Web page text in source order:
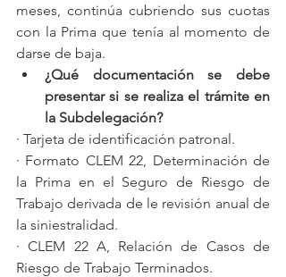
meses, continúa cubriendo sus cuotas
con la Prima que tenía al momento de
darse de baja.
¿Qué documentación se debe
presentar si se realiza el trámite en
la Subdelegación?
· Tarjeta de identificación patronal.
· Formato CLEM 22, Determinación de
la Prima en el Seguro de Riesgo de
Trabajo derivada de le revisión anual de
la siniestralidad.
· CLEM 22 A, Relación de Casos de
Riesgo de Trabajo Terminados.